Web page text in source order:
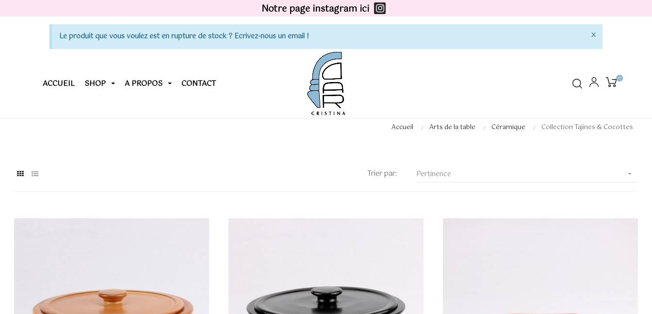
Notre page instagram ici
Le produit que vous voulez est en rupture de stock ? Ecrivez-nous un email ! ×
ACCUEIL SHOP A PROPOS CONTACT 0
Accueil Arts de la table Céramique Collection Tajines & Cocottes
Trier par: Pertinence 